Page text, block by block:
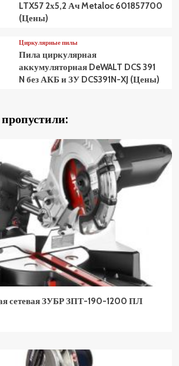
LTX57 2х5,2 Ач Metaloc 601857700
(Цены)
Циркулярные пилы
Пила циркулярная
аккумуляторная DeWALT DCS 391
N без АКБ и ЗУ DCS391N-XJ (Цены)
сетевая ЗУБР ЗПТ-190-1200 ПЛ